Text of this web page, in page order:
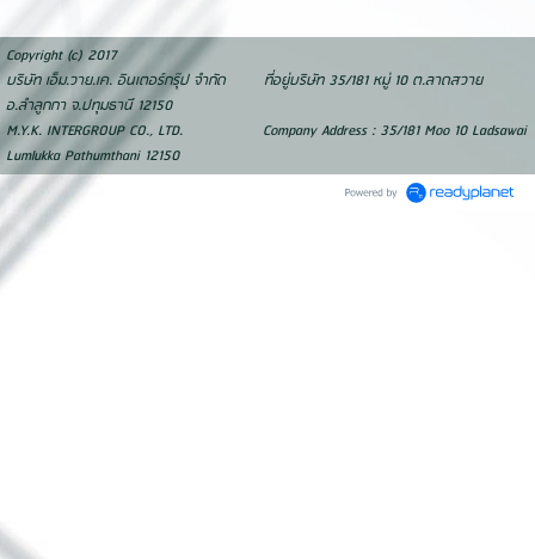
Copyright (c) 2017
บริษัท เอ็ม.วาย.เค. อินเตอร์กรุ๊ป จำกัด ที่อยู่บริษัท 35/181 หมู่ 10 ต.ลาดสวาย
อ.ลำลูกกา จ.ปทุมธานี 12150
M.Y.K. INTERGROUP CO., LTD. Company Address : 35/181 Moo 10 Ladsawai
Lumlukka Pathumthani 12150